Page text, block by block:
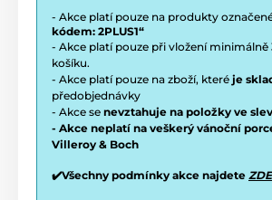
- Akce platí pouze na produkty
kódem: 2PLUS1“
- Akce platí pouze při vložení
košíku.
- Akce platí pouze na zboží, které je
předobjednávky
- Akce se nevztahuje na položky ve
- Akce neplatí na veškerý vánoční
Villeroy & Boch
✔️Všechny podmínky akce najdete ZDE